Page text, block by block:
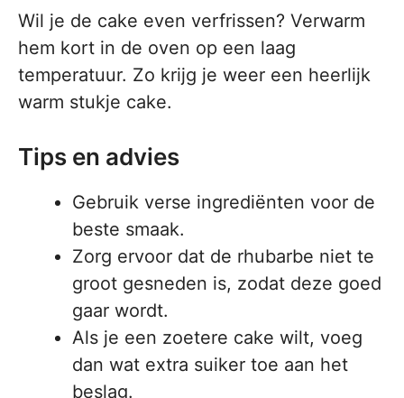
Wil je de cake even verfrissen? Verwarm
hem kort in de oven op een laag
temperatuur. Zo krijg je weer een heerlijk
warm stukje cake.
Tips en advies
Gebruik verse ingrediënten voor de
beste smaak.
Zorg ervoor dat de rhubarbe niet te
groot gesneden is, zodat deze goed
gaar wordt.
Als je een zoetere cake wilt, voeg
dan wat extra suiker toe aan het
beslag.